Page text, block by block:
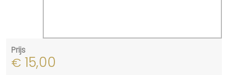
Prijs
€ 15,00